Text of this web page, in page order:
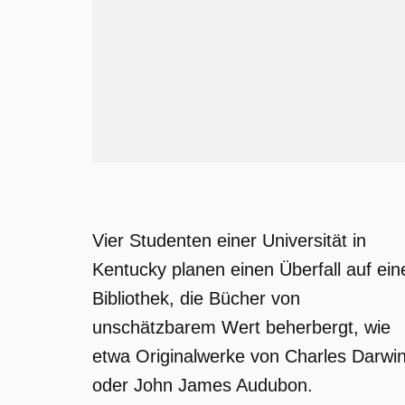
Vier Studenten einer Universität in
Kentucky planen einen Überfall auf
Bibliothek, die Bücher von
unschätzbarem Wert beherbergt, wie
etwa Originalwerke von Charles
oder John James Audubon.